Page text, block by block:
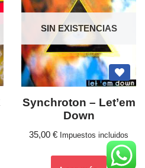
SIN EXISTENCIAS
Synchroton ‎– Let’em
Down
35,00 € Impuestos incluidos